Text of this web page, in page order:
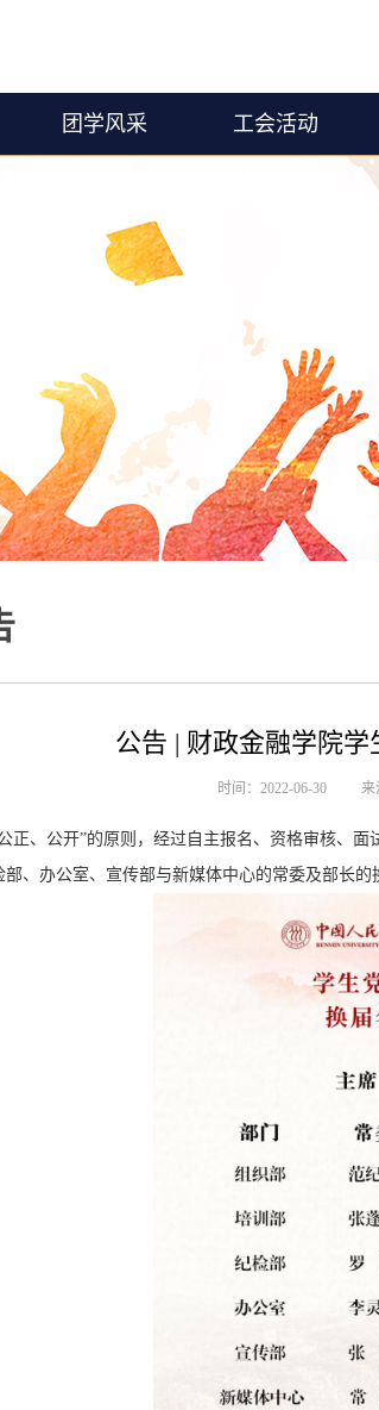
团学风采 工会活动
公告 | 财政金融学院
时间：2022-06-30 来
正、公开”的原则，经过自主报名、资格审核、
、办公室、宣传部与新媒体中心的常委及部长的